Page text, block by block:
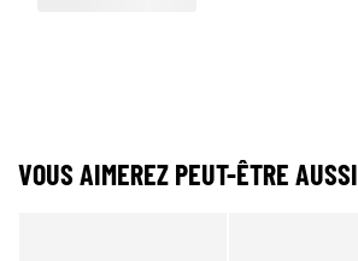
VOUS AIMEREZ PEUT-ÊTRE AUSSI